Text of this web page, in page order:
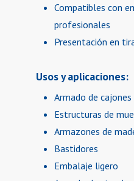
Compatibles con
profesionales
Presentación en
Usos y aplicaciones:
Armado de cajones
Estructuras de
Armazones de
Bastidores
Embalaje ligero